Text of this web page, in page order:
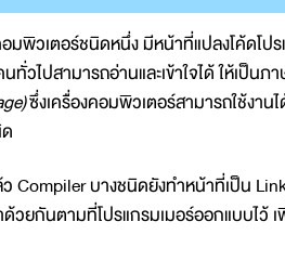
พิวเตอร์ชนิดหนึ่ง มีหน้าที่แปลงโค้ดโปร
ทั่วไปสามารถอ่านและเข้าใจได้ ให้เป็นภ
ซึ่งเครื่องคอมพิวเตอร์สามารถใช้งา
Compiler บางชนิดยังทำหน้าที่เป็น
วยกันตามที่โปรแกรมเมอร์ออกแบบไว้